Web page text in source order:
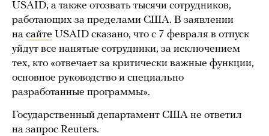
USAID, а также отозвать тысячи сотрудников,
работающих за пределами США. В заявлении
на сайте USAID сказано, что с 7 февраля в отпуск
уйдут все нанятые сотрудники, за исключением
тех, кто «отвечает за критически важные функции,
основное руководство и специально
разработанные программы».
Государственный департамент США не ответил
на запрос Reuters.